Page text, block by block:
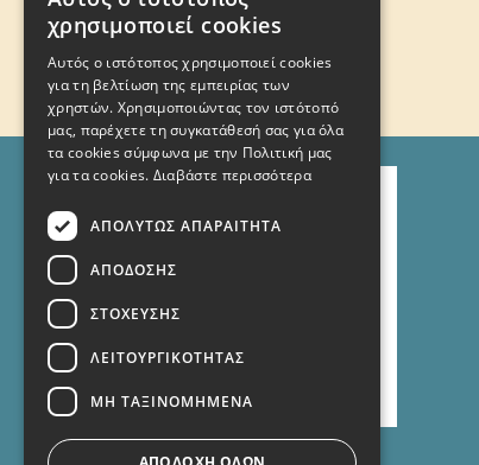
χρησιμοποιεί cookies
Αυτός ο ιστότοπος χρησιμοποιεί cookies
για τη βελτίωση της εμπειρίας των
χρηστών. Χρησιμοποιώντας τον ιστότοπό
μας, παρέχετε τη συγκατάθεσή σας για όλα
τα cookies σύμφωνα με την Πολιτική μας
για τα cookies. Διαβάστε περισσότερα
ΑΠΟΛΎΤΩΣ ΑΠΑΡΑΊΤΗΤΑ
ΑΠΌΔΟΣΗΣ
ΣΤΌΧΕΥΣΗΣ
ΛΕΙΤΟΥΡΓΙΚΌΤΗΤΑΣ
ΜΗ ΤΑΞΙΝΟΜΗΜΈΝΑ